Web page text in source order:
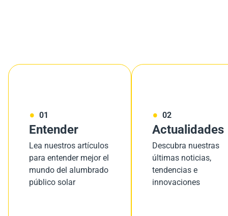
01
Entender
Lea nuestros artículos
para entender mejor el
mundo del alumbrado
público solar
02
Actualidades
Descubra nuestras
últimas noticias,
tendencias e
innovaciones